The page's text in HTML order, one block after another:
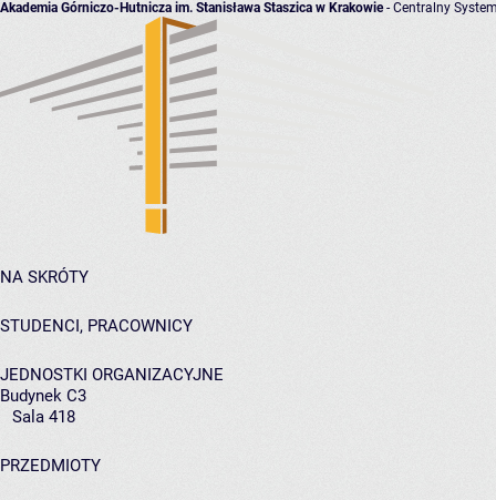
Akademia Górniczo-Hutnicza im. Stanisława Staszica w Krakowie- Centralny
NA SKRÓTY
STUDENCI, PRACOWNICY
JEDNOSTKI ORGANIZACYJNE
Budynek C3
Sala 418
PRZEDMIOTY